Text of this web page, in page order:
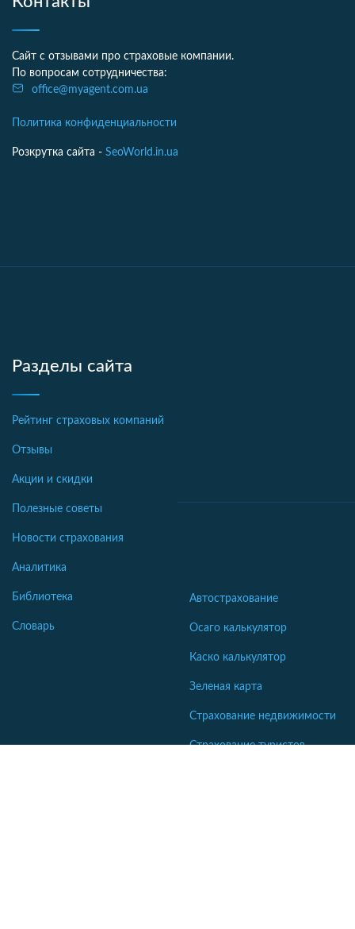
Сайт с отзывами про страховые компании.
По вопросам сотрудничества:
office@myagent.com.ua
Политика конфиденциальности
Розкрутка сайта - SeoWorld.in.ua
Разделы сайта
Рейтинг страховых компаний
Отзывы
Акции и скидки
Полезные советы
Новости страхования
Аналитика
Библиотека
Словарь
Автострахование
Осаго калькулятор
Каско калькулятор
Зеленая карта
Страхование недвижимости
Страхование туристов